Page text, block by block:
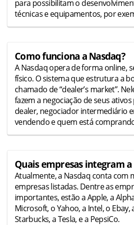
para possibilitam o
técnicas e equipamentos, por
Como funciona a Nasdaq?
A Nasdaq opera de forma online,
físico. O sistema que estrutura a
chamado de “dealer’s market”.
fazem a negociação de seus
dealer, negociador intermediário
vendendo e quem está
Quais empresas integram a
Atualmente, a Nasdaq conta com
empresas listadas. Dentre as
importantes, estão a Apple, a
Microsoft, o Yahoo, a Intel, o Ebay,
Starbucks, a Tesla, e a PepsiCo.